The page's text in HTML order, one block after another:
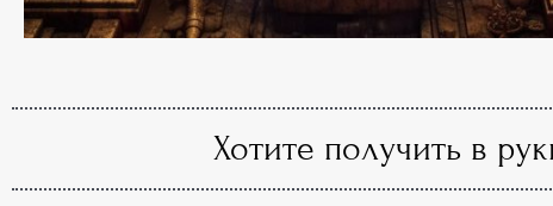
Хотите получить в